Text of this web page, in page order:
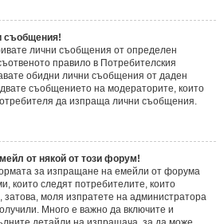
съобщения!
лични съобщения от определен
правило в Потребителския
обидни лични съобщения от даден
съобщението на модераторите, които
да изпраща лични съобщения.
от някой от този форум!
за изпращане на емейли от форума
които следят потребителите, които
моля изпратете на администратора
Много е важно да включите и